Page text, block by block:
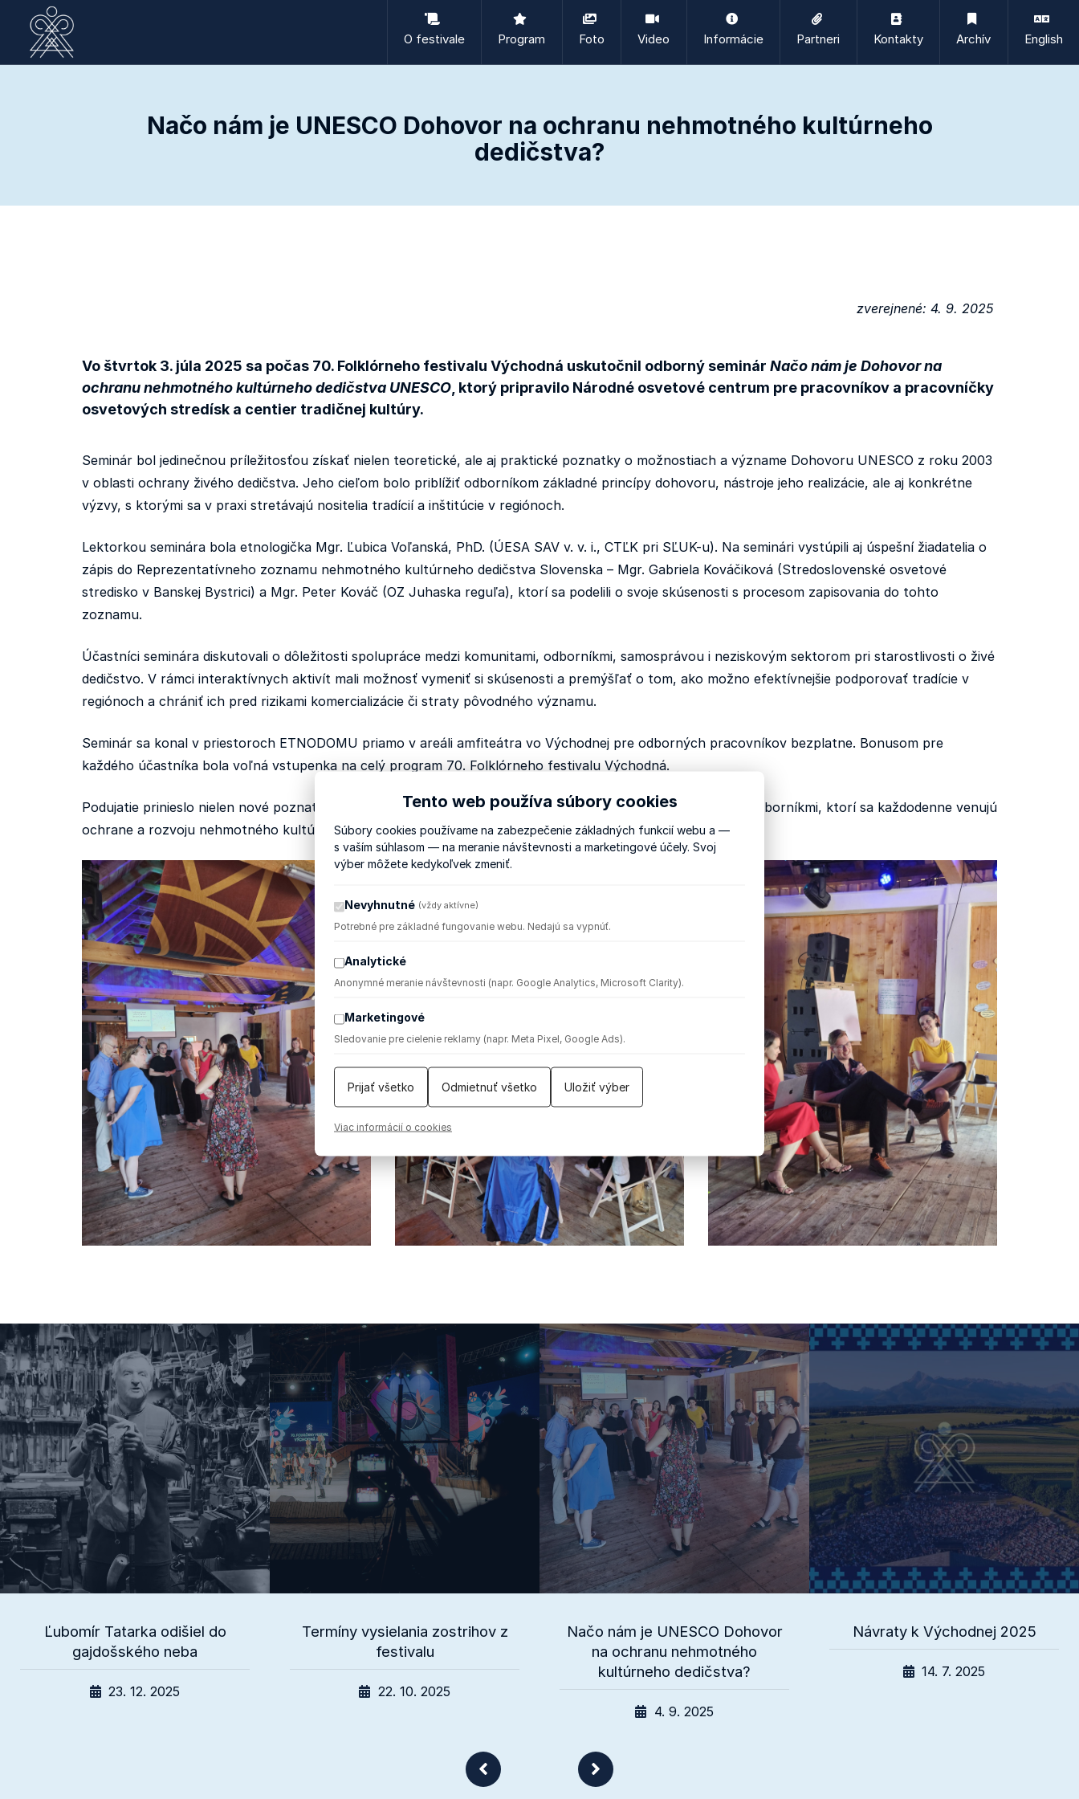
O festivale Program Foto Video Informácie Partneri Kontakty Archív English
Načo nám je UNESCO Dohovor na ochranu nehmotného kultúrneho
dedičstva?
zverejnené: 4. 9. 2025
Vo štvrtok 3. júla 2025 sa počas 70. Folklórneho festivalu Východná uskutočnil odborný seminár Načo nám je Dohovor na
ochranu nehmotného kultúrneho dedičstva UNESCO , ktorý pripravilo Národné osvetové centrum pre pracovníkov a pracovníčky
osvetových stredísk a centier tradičnej kultúry.
Seminár bol jedinečnou príležitosťou získať nielen teoretické, ale aj praktické poznatky o možnostiach a význame Dohovoru UNESCO z roku 2003
v oblasti ochrany živého dedičstva. Jeho cieľom bolo priblížiť odborníkom základné princípy dohovoru, nástroje jeho realizácie, ale aj konkrétne
výzvy, s ktorými sa v praxi stretávajú nositelia tradícií a inštitúcie v regiónoch.
Lektorkou seminára bola etnologička Mgr. Ľubica Voľanská, PhD. (ÚESA SAV v. v. i., CTĽK pri SĽUK-u). Na seminári vystúpili aj úspešní žiadatelia o
zápis do Reprezentatívneho zoznamu nehmotného kultúrneho dedičstva Slovenska – Mgr. Gabriela Kováčiková (Stredoslovenské osvetové
stredisko v Banskej Bystrici) a Mgr. Peter Kováč (OZ Juhaska reguľa), ktorí sa podelili o svoje skúsenosti s procesom zapisovania do tohto
zoznamu.
Účastníci seminára diskutovali o dôležitosti spolupráce medzi komunitami, odborníkmi, samosprávou i neziskovým sektorom pri starostlivosti o živé
dedičstvo. V rámci interaktívnych aktivít mali možnosť vymeniť si skúsenosti a premýšľať o tom, ako možno efektívnejšie podporovať tradície v
regiónoch a chrániť ich pred rizikami komercializácie či straty pôvodného významu.
Seminár sa konal v priestoroch ETNODOMU priamo v areáli amfiteátra vo Východnej pre odborných pracovníkov bezplatne. Bonusom pre
každého účastníka bola voľná vstupenka na celý program 70. Folklórneho festivalu Východná.
Podujatie prinieslo nielen nové poznatky a inšpirácie, ale aj cenný priestor na nadviazanie spolupráce medzi odborníkmi, ktorí sa každodenne venujú
ochrane a rozvoju nehmotného kultúrneho dedičstva na Slovensku.
Ľubomír Tatarka odišiel do
gajdošského neba
23. 12. 2025
Termíny vysielania zostrihov z
festivalu
22. 10. 2025
Načo nám je UNESCO Dohovor
na ochranu nehmotného
kultúrneho dedičstva?
4. 9. 2025
Návraty k Východnej 2025
14. 7. 2025
Tento web používa súbory cookies
Súbory cookies používame na zabezpečenie základných funkcií webu a —
s vaším súhlasom — na meranie návštevnosti a marketingové účely. Svoj
výber môžete kedykoľvek zmeniť.
Nevyhnutné (vždy aktívne)
Potrebné pre základné fungovanie webu. Nedajú sa vypnúť.
Analytické
Anonymné meranie návštevnosti (napr. Google Analytics, Microsoft Clarity).
Marketingové
Sledovanie pre cielenie reklamy (napr. Meta Pixel, Google Ads).
Prijať všetko Odmietnuť všetko Uložiť výber
Viac informácií o cookies